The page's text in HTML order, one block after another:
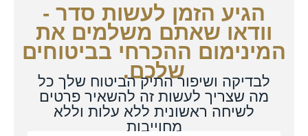
הגיע הזמן לעשות סדר -
וודאו שאתם משלמים את
המינימום ההכרחי בביטוחים
שלכם.
לבדיקה ושיפור התיק הביטוח שלך כל
מה שצריך לעשות זה להשאיר פרטים
לשיחה ראשונית ללא עלות וללא
מחוייבות